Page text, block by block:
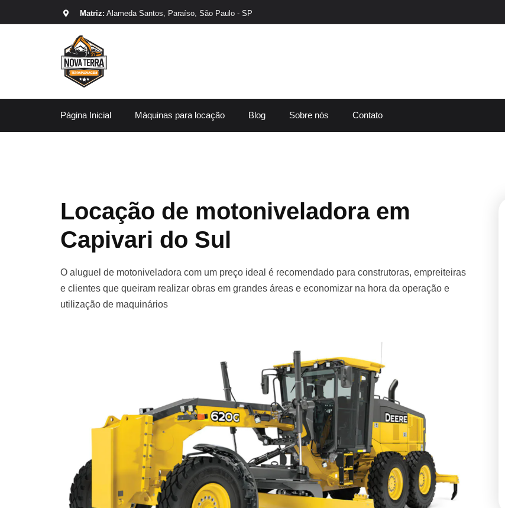
Matriz: Alameda Santos, Paraíso, São Paulo - SP
Página Inicial Máquinas para locação Blog Sobre nós Contato
Locação de motoniveladora em
Capivari do Sul
O aluguel de motoniveladora com um preço ideal é recomendado para construtoras, empreiteiras
e clientes que queiram realizar obras em grandes áreas e economizar na hora da operação e
utilização de maquinários